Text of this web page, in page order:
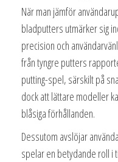
När man jämför
bladputters utmärker sig
precision och
från tyngre putters
putting-spel, särskilt på
dock att lättare modeller
blåsiga förhållanden.
Dessutom avslöjar
spelar en betydande roll i